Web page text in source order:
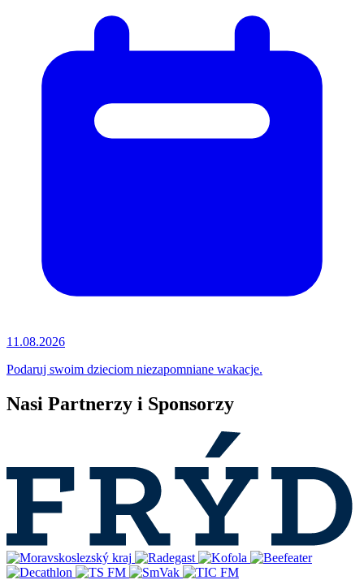
11.08.2026
Podaruj swoim dzieciom niezapomniane wakacje.
Nasi Partnerzy i Sponsorzy